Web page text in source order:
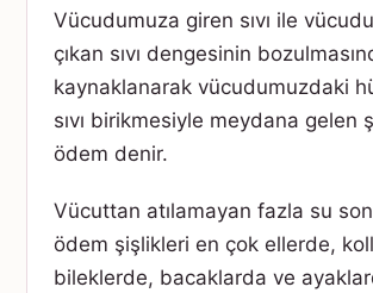
Vücudumuza giren sıvı ile
çıkan sıvı dengesinin
kaynaklanarak vücudumuzdaki
sıvı birikmesiyle meydana gelen
ödem denir.
Vücuttan atılamayan fazla su
ödem şişlikleri en çok ellerde,
bileklerde, bacaklarda ve